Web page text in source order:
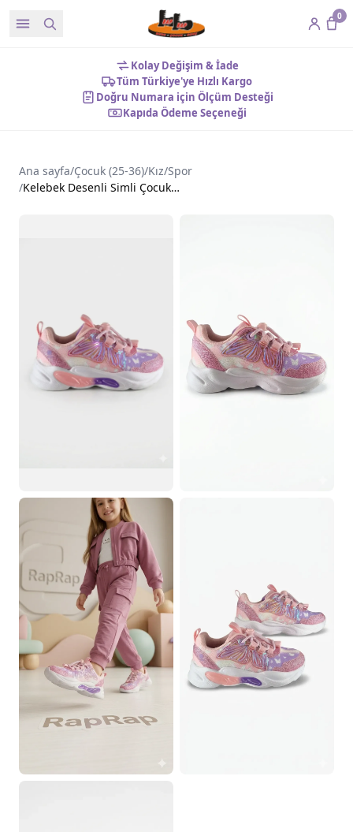
0
Kolay Değişim & İade
Tüm Türkiye'ye Hızlı Kargo
Doğru Numara için Ölçüm Desteği
Kapıda Ödeme Seçeneği
Ana sayfa/Çocuk (25-36)/Kız/Spor
/
Kelebek Desenli Simli Çocuk Ayakkabı Pembe